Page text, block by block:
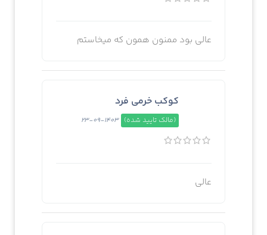
عالی بود ممنون همون که میخاستم
کوکب خرمی فرد
(مالک تایید شده) 1403-09-23
عالی